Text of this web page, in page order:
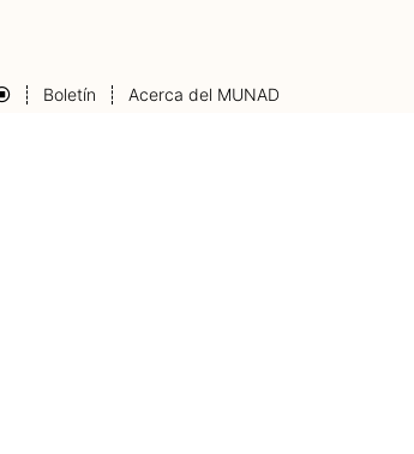
Boletín Acerca del MUNAD